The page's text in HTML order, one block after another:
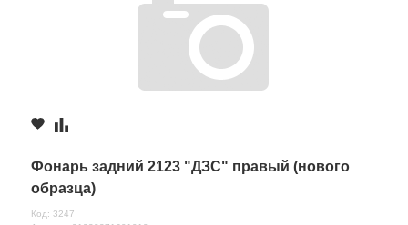
Фонарь задний 2123 "ДЗС" правый (нового
образца)
Код: 3247